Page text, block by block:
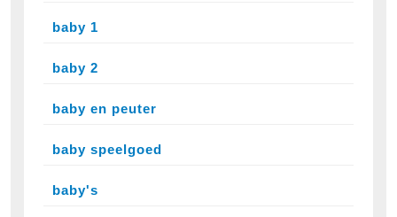
baby 1
baby 2
baby en peuter
baby speelgoed
baby's